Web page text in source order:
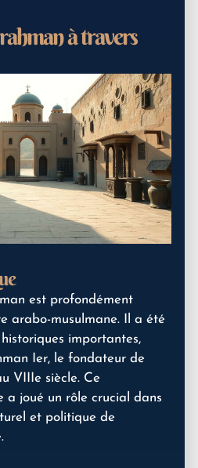
à travers
est profondément
arabo-musulmane. Il a été
importantes,
Ier, le fondateur de
VIIIe siècle. Ce
a joué un rôle crucial dans
et politique de